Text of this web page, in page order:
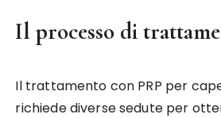
Il processo di
Il trattamento con PRP per
richiede diverse sedute per